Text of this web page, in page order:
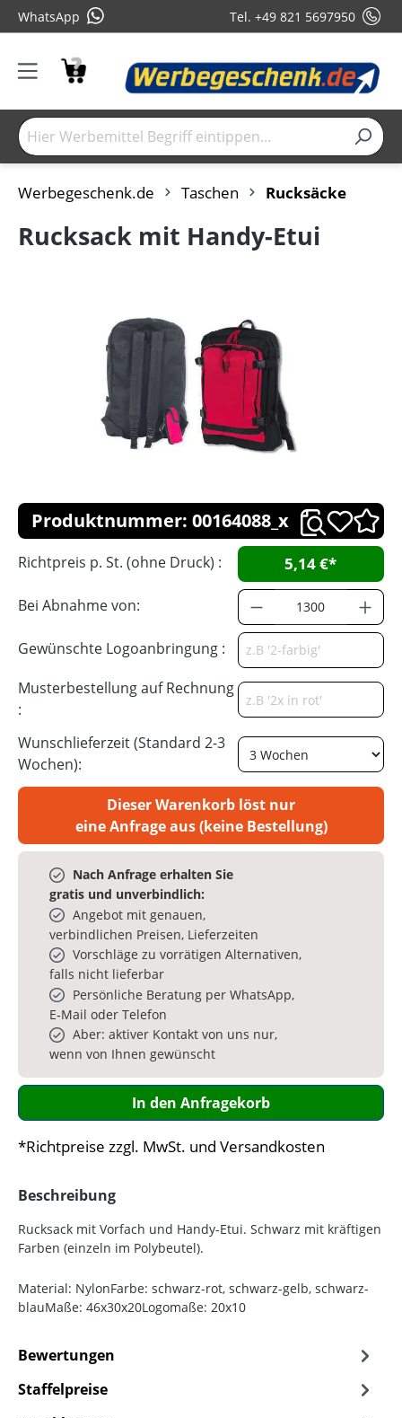
WhatsApp Tel. +49 821 5697950
Werbegeschenk.de Taschen Rucksäcke
Rucksack mit Handy-Etui
Produktnummer: 00164088_x
Richtpreis p. St. (ohne Druck) : 5,14 €*
Bei Abnahme von:
Gewünschte Logoanbringung :
Musterbestellung auf Rechnung
:
Wunschlieferzeit (Standard 2-3
Wochen):
Dieser Warenkorb löst nur
eine Anfrage aus (keine Bestellung)
Nach Anfrage erhalten Sie
gratis und unverbindlich:
Angebot mit genauen,
verbindlichen Preisen, Lieferzeiten
Vorschläge zu vorrätigen Alternativen,
falls nicht lieferbar
Persönliche Beratung per WhatsApp,
E‑Mail oder Telefon
Aber: aktiver Kontakt von uns nur,
wenn von Ihnen gewünscht
In den Anfragekorb
*Richtpreise zzgl. MwSt. und Versandkosten
Beschreibung
Rucksack mit Vorfach und Handy-Etui. Schwarz mit kräftigen
Farben (einzeln im Polybeutel).
Material: NylonFarbe: schwarz-rot, schwarz-gelb, schwarz-
blauMaße: 46x30x20Logomaße: 20x10
Bewertungen
Staffelpreise